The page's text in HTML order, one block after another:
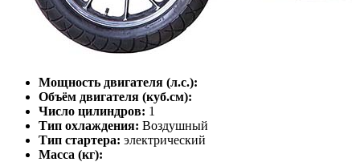
Мощность двигателя (л.с.):
Объём двигателя (куб.см):
Число цилиндров: 1
Тип охлаждения: Воздушный
Тип стартера: электрический
Масса (кг):